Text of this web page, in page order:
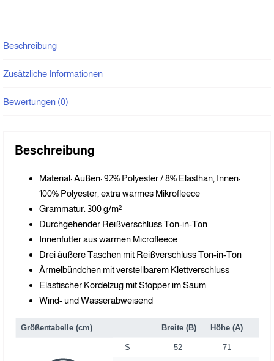
Beschreibung
Zusätzliche Informationen
Bewertungen (0)
Beschreibung
Material: Außen: 92% Polyester / 8% Elasthan, Innen:
100% Polyester, extra warmes Mikrofleece
Grammatur: 300 g/m²
Durchgehender Reißverschluss Ton-in-Ton
Innenfutter aus warmen Microfleece
Drei äußere Taschen mit Reißverschluss Ton-in-Ton
Ärmelbündchen mit verstellbarem Klettverschluss
Elastischer Kordelzug mit Stopper im Saum
Wind- und Wasserabweisend